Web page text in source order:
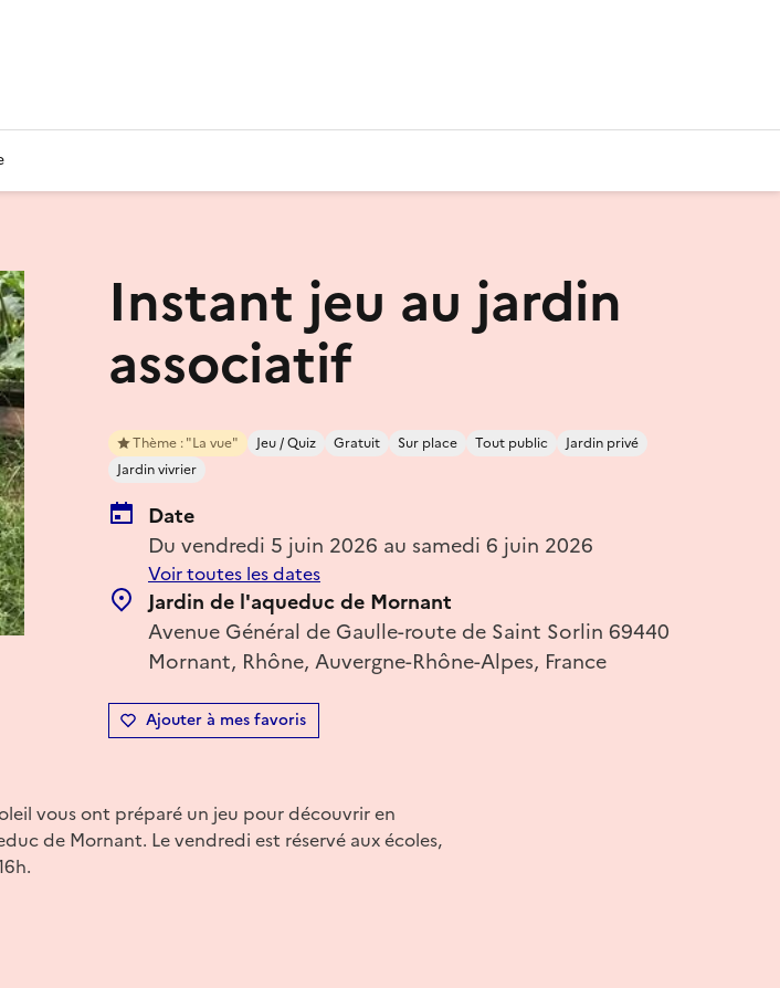
Instant jeu au jardin
associatif
Thème : "La vue" Jeu / Quiz Gratuit Sur place Tout public
Jardin privé
Jardin vivrier
Date
Du vendredi 5 juin 2026 au samedi 6 juin 2026
Voir toutes les dates
Jardin de l'aqueduc de Mornant
Avenue Général de Gaulle-route de Saint Sorlin 69440
Mornant, Rhône, Auvergne-Rhône-Alpes, France
Ajouter à mes favoris
vous ont préparé un jeu pour découvrir en
de Mornant. Le vendredi est réservé aux écoles,